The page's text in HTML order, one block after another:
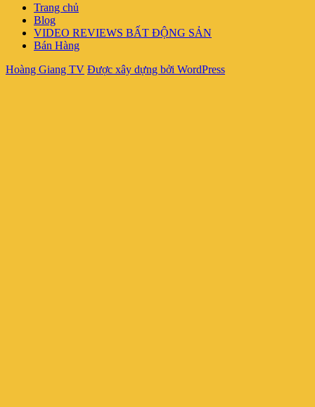
Trang chủ
Blog
VIDEO REVIEWS BẤT ĐỘNG SẢN
Bán Hàng
Hoàng Giang TV Được xây dựng bởi WordPress